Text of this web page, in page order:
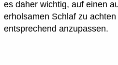
es daher wichtig, auf einen
erholsamen Schlaf zu
entsprechend anzupassen.